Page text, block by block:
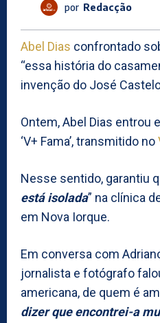
por Redacção
Abel Dias confrontado
“essa história do
invenção do José
Ontem, Abel Dias entrou
‘V+ Fama’, transmitido no
Nesse sentido, garantiu
está isolada” na clínica
em Nova Iorque.
Em conversa com
jornalista e fotógrafo
americana, de quem é
dizer que encontrei-a